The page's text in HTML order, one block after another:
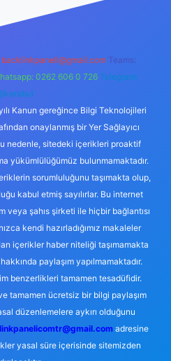
backlinkpaneli@gmail.com Teams:
0262 606 0 726 Telegram:
Kanun gereğince Bilgi Teknolojileri
onaylanmış bir Yer Sağlayıcı
nedenle, sitedeki içerikleri proaktif
yükümlülüğümüz bulunmamaktadır.
sorumluluğunu taşımakta olup,
kabul etmiş sayılırlar. Bu internet
veya şahıs şirketi ile hiçbir bağlantısı
kendi hazırladığımız makaleler
içerikler haber niteliği taşımamakta
paylaşım yapılmamaktadır.
benzerlikleri tamamen tesadüfidir.
tamamen ücretsiz bir bilgi paylaşım
düzenlemelere aykırı olduğunu
adresine
yasal süre içerisinde sitemizden